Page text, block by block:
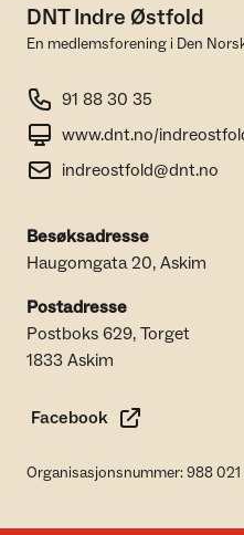
DNT Indre Østfold
En medlemsforening i Den
91 88 30 35
www.dnt.no/
indreostfold@dnt.no
Besøksadresse
Haugomgata 20, Askim
Postadresse
Postboks 629, Torget
1833 Askim
Facebook
Organisasjonsnummer: 988